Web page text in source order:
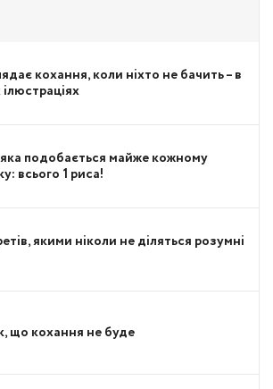
кохання, коли ніхто не бачить – в
подобається майже кожному
всього 1 риса!
якими ніколи не діляться розумні
що кохання не буде